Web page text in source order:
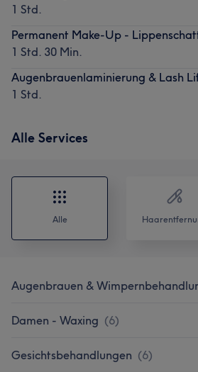
1 Std.
Permanent Make-Up -
1 Std. 30 Min.
Augenbrauenlaminierung & Lash
1 Std.
Alle Services
Alle
Augenbrauen &
Damen - Waxing (6)
Gesichtsbehandlungen (6)